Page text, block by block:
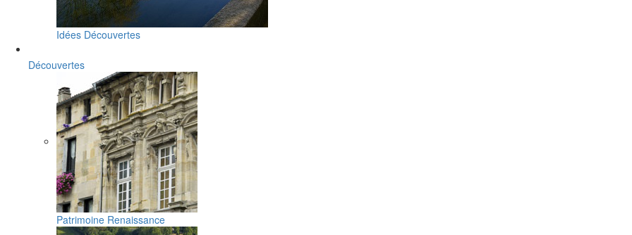
Idées Découvertes
Découvertes
Patrimoine Renaissance